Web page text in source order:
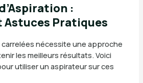
:
Astuces Pratiques
nécessite une approche
les meilleurs résultats. Voici
utiliser un aspirateur sur ces